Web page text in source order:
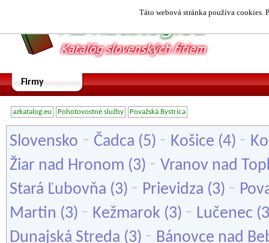
Táto webová stránka používa cookies.
Firmy
azkatalog.eu Pohotovostné služby Považská Bystrica
Slovensko - Čadca (5) - Košice (4) -
Žiar nad Hronom (3) - Vranov nad
Stará Ľubovňa (3) - Prievidza (3) -
Martin (3) - Kežmarok (3) - Lučenec
Dunajská Streda (3) - Bánovce nad